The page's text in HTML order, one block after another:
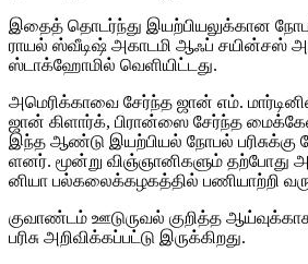
இதைத் தொடர்ந்து இயற்​பியலுக்​கான
ராயல் ஸ்வீடிஷ் அகாடமி ஆஃப் சயின்​சஸ்
ஸ்டாக்​ஹோமில் வெளி​யிட்​டது.
அமெரிக்​காவை சேர்ந்த ஜான் எம்.
ஜான் கிளார்க், பிரான்ஸை சேர்ந்த
இந்த ஆண்டு இயற்​பியல் நோபல் பரிசுக்கு
ளனர். மூன்று விஞ்​ஞானிகளும் தற்​போது
னியா பல்​கலைக்​கழகத்​தில் பணி​யாற்றி
குவாண்​டம் ஊடுரு​வல் குறித்த
பரிசு அறிவிக்​கப்​பட்டு இருக்​கிறது.